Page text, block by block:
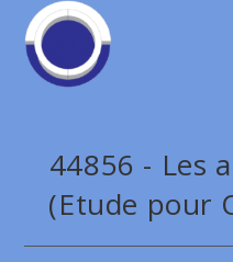
44856 - Les
(Etude pour